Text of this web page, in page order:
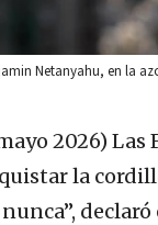
Netanyahu, en la
2026) Las
la
nunca”,